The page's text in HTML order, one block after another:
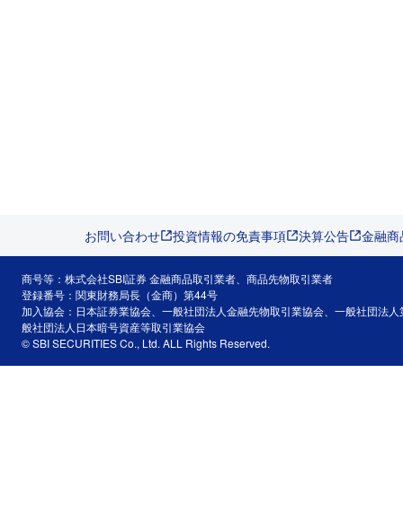
お問い合わせ 投資情報の免責事項 決算公告 金融
商号等：株式会社SBI証券 金融商品取引業者、商品先物取引業者
登録番号：関東財務局長（金商）第44号
加入協会：日本証券業協会、一般社団法人金融先物取引業協会、一般社団法
般社団法人日本暗号資産等取引業協会
© SBI SECURITIES Co., Ltd. ALL Rights Reserved.